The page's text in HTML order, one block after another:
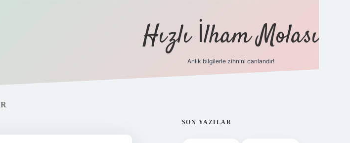
Hızlı İlham Molası
Anlık bilgilerle zihnini canlandır!
SIDEBAR
SON YAZILAR